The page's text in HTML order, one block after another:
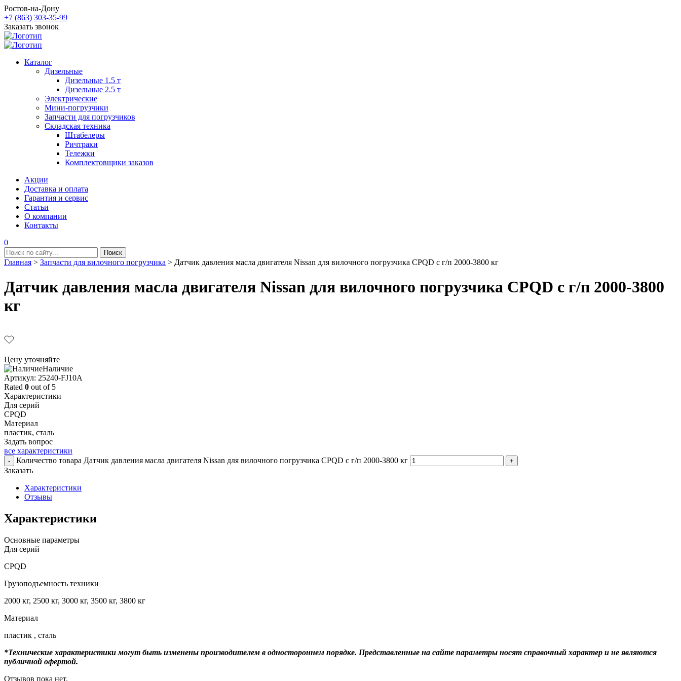
Ростов-на-Дону
+7 (863) 303-35-99
Заказать звонок
Каталог
Дизельные
Дизельные 1.5 т
Дизельные 2.5 т
Электрические
Мини-погрузчики
Запчасти для погрузчиков
Складская техника
Штабелеры
Ричтраки
Тележки
Комплектовщики заказов
Акции
Доставка и оплата
Гарантия и сервис
Статьи
О компании
Контакты
0
Главная > Запчасти для вилочного погрузчика > Датчик давления масла двигателя Nissan для вилочного погрузчика CPQD с г/п 2000-3800 кг
Датчик давления масла двигателя Nissan для вилочного погрузчика CPQD с г/п 2000-3800
кг
Цену уточняйте
Наличие
Aртикул: 25240-FJ10A
Rated 0 out of 5
Характеристики
Для серий
CPQD
Материал
пластик, сталь
Задать вопрос
все характеристики
- Количество товара Датчик давления масла двигателя Nissan для вилочного погрузчика CPQD с г/п 2000-3800 кг +
Заказать
Характеристики
Отзывы
Характеристики
Основные параметры
Для серий
CPQD
Грузоподъемность техники
2000 кг, 2500 кг, 3000 кг, 3500 кг, 3800 кг
Материал
пластик , сталь
*Технические характеристики могут быть изменены производителем в одностороннем порядке. Представленные на сайте параметры носят справочный характер и не являются
публичной офертой.
Отзывов пока нет.